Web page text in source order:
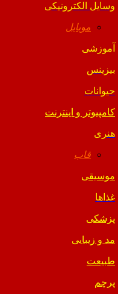
وسایل الکترونیکی
موبایل
آموزشی
بیزینس
حیوانات
کامپیوتر و اینترنت
هنری
قاب
موسیقی
غذاها
پزشکی
مد و زیبایی
طبیعت
پرچم